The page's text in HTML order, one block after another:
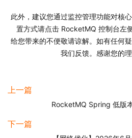
此外，建议您通过监控管理功能对核
置方式请点击 RocketMQ 控制台左
给您带来的不便敬请谅解。如有任何
我们反馈。感谢您的
上一篇
RocketMQ Spring 低版
下一篇